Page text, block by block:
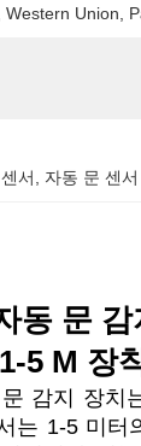
Western Union,
서
자동 문 센
동 문 감
5 M 장
감지 장치
는 1-5 미터